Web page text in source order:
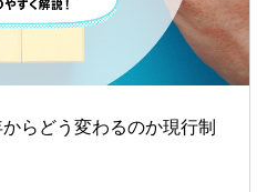
らどう変わるのか現行制